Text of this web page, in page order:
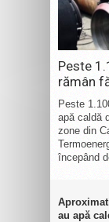
Peste
rămân
Peste
apă caldă
zone din
începând
au apă